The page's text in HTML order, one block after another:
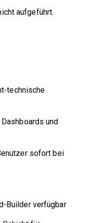
aufgeführt.
technische
und
sofort bei
Builder verfügbar